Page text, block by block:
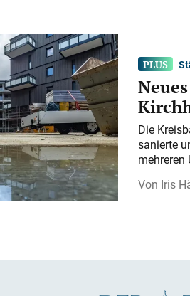
Die
sanierte
mehreren
Iris